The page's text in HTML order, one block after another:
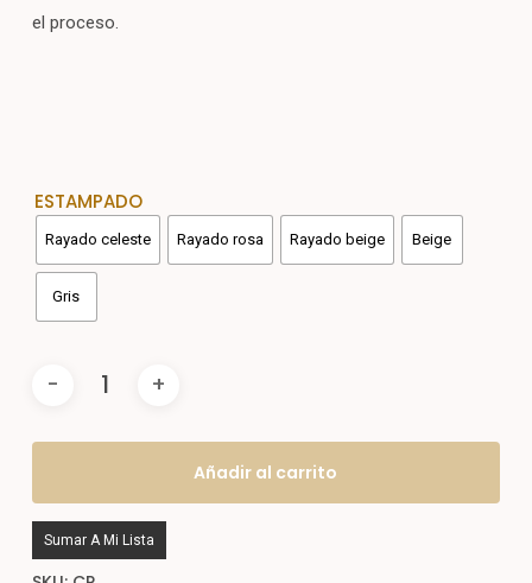
el proceso.
ESTAMPADO
Rayado celeste Rayado rosa Rayado beige Beige
Gris
Añadir al carrito
Sumar A Mi Lista